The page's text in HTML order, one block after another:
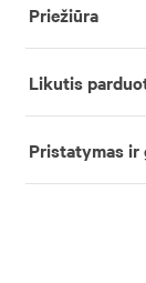
Priežiūra
Likutis
Pristatymas ir